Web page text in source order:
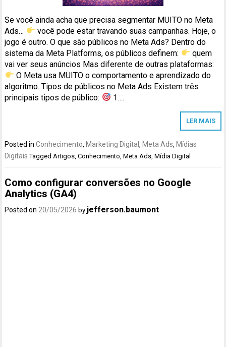
Se você ainda acha que precisa segmentar MUITO no Meta
Ads…
você pode estar travando suas campanhas. Hoje, o
jogo é outro. O que são públicos no Meta Ads? Dentro do
sistema da Meta Platforms, os públicos definem:
quem
vai ver seus anúncios Mas diferente de outras plataformas:
O Meta usa MUITO o comportamento e aprendizado do
algoritmo. Tipos de públicos no Meta Ads Existem três
principais tipos de público:
1….
LER MAIS
Posted inConhecimento, Marketing Digital, Meta Ads, Mídias
Digitais Tagged Artigos ,Conhecimento ,Meta Ads ,Mídia Digital
Como configurar conversões no Google
Analytics (GA4)
Posted on20/05/2026 by jefferson.baumont